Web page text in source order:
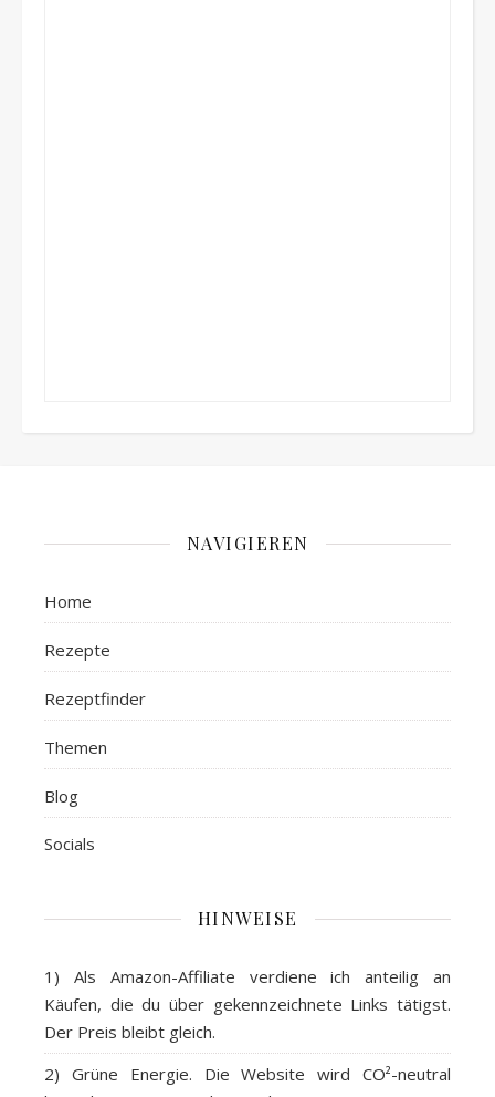
NAVIGIEREN
Home
Rezepte
Rezeptfinder
Themen
Blog
Socials
HINWEISE
1) Als Amazon-Affiliate verdiene ich anteilig an
Käufen, die du über gekennzeichnete Links tätigst.
Der Preis bleibt gleich.
2) Grüne Energie. Die Website wird CO²-neutral